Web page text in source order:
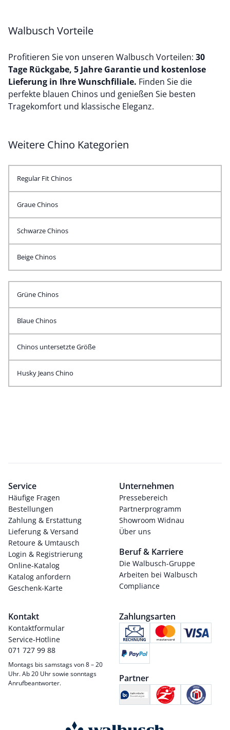
Walbusch Vorteile
Profitieren Sie von unseren Walbusch Vorteilen: 30
Tage Rückgabe, 5 Jahre Garantie und kostenlose
Lieferung in Ihre Wunschfiliale. Finden Sie die
perfekte blauen Chinos und genießen Sie besten
Tragekomfort und klassische Eleganz.
Weitere Chino Kategorien
Regular Fit Chinos
Graue Chinos
Schwarze Chinos
Beige Chinos
Grüne Chinos
Blaue Chinos
Chinos untersetzte Größe
Husky Jeans Chino
Service
Häufige Fragen
Bestellungen
Zahlung & Erstattung
Lieferung & Versand
Retoure & Umtausch
Login & Registrierung
Online-Katalog
Katalog anfordern
Geschenk-Karte
Unternehmen
Pressebereich
Partnerprogramm
Showroom Widnau
Über uns
Beruf & Karriere
Die Walbusch-Gruppe
Arbeiten bei Walbusch
Compliance
Kontakt
Kontaktformular
Service-Hotline
071 727 99 88
Montags bis samstags von 8 – 20
Uhr. Ab 20 Uhr sowie sonntags
Anrufbeantworter.
Zahlungsarten
Partner